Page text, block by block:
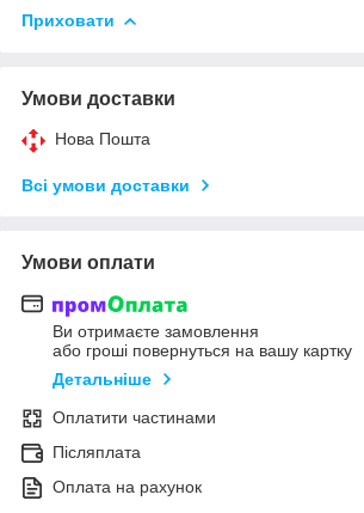
Приховати
Умови доставки
Нова Пошта
Всі умови доставки
Умови оплати
Ви отримаєте замовлення
або гроші повернуться на вашу картку
Детальніше
Оплатити частинами
Післяплата
Оплата на рахунок